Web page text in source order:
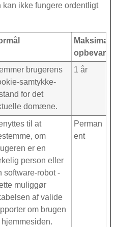
ikke fungere ordentligt
Maksimal
brugerens
samtykke-
for det
domæne.
1 år
til at
om
er en
person eller
software-robot -
muliggør
af valide
om brugen
hjemmesiden.
Perman
ent